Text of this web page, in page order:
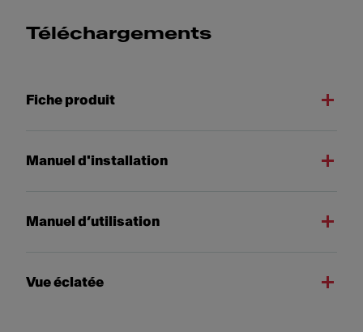
Téléchargements
Fiche produit
Manuel d'installation
Manuel d’utilisation
Vue éclatée